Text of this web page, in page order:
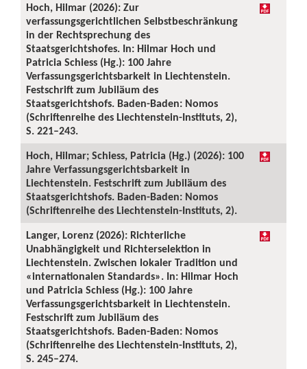
Hoch, Hilmar (2026): Zur
verfassungsgerichtlichen Selbstbeschränkung
in der Rechtsprechung des
Staatsgerichtshofes. In: Hilmar Hoch und
Patricia Schiess (Hg.): 100 Jahre
Verfassungsgerichtsbarkeit in Liechtenstein.
Festschrift zum Jubiläum des
Staatsgerichtshofs. Baden-Baden: Nomos
(Schriftenreihe des Liechtenstein-Instituts, 2),
S. 221–243.
Hoch, Hilmar; Schiess, Patricia (Hg.) (2026): 100
Jahre Verfassungsgerichtsbarkeit in
Liechtenstein. Festschrift zum Jubiläum des
Staatsgerichtshofs. Baden-Baden: Nomos
(Schriftenreihe des Liechtenstein-Instituts, 2).
Langer, Lorenz (2026): Richterliche
Unabhängigkeit und Richterselektion in
Liechtenstein. Zwischen lokaler Tradition und
«internationalen Standards». In: Hilmar Hoch
und Patricia Schiess (Hg.): 100 Jahre
Verfassungsgerichtsbarkeit in Liechtenstein.
Festschrift zum Jubiläum des
Staatsgerichtshofs. Baden-Baden: Nomos
(Schriftenreihe des Liechtenstein-Instituts, 2),
S. 245–274.